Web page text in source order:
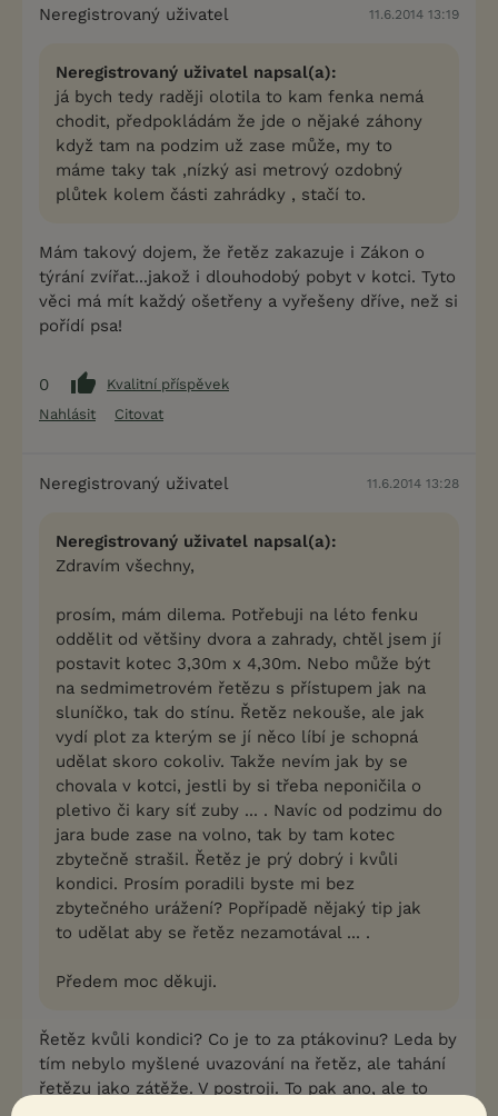
Neregistrovaný uživatel 11.6.2014 13:19
Neregistrovaný uživatel napsal(a):
já bych tedy raději olotila to kam fenka nemá
chodit, předpokládám že jde o nějaké záhony
když tam na podzim už zase může, my to
máme taky tak ,nízký asi metrový ozdobný
plůtek kolem části zahrádky , stačí to.
Mám takový dojem, že řetěz zakazuje i Zákon o
týrání zvířat...jakož i dlouhodobý pobyt v kotci. Tyto
věci má mít každý ošetřeny a vyřešeny dříve, než si
pořídí psa!
0
Kvalitní příspěvek
Nahlásit
Citovat
Neregistrovaný uživatel 11.6.2014 13:28
Neregistrovaný uživatel napsal(a):
Zdravím všechny,
prosím, mám dilema. Potřebuji na léto fenku
oddělit od většiny dvora a zahrady, chtěl jsem jí
postavit kotec 3,30m x 4,30m. Nebo může být
na sedmimetrovém řetězu s přístupem jak na
sluníčko, tak do stínu. Řetěz nekouše, ale jak
vydí plot za kterým se jí něco líbí je schopná
udělat skoro cokoliv. Takže nevím jak by se
chovala v kotci, jestli by si třeba neponičila o
pletivo či kary síť zuby ... . Navíc od podzimu do
jara bude zase na volno, tak by tam kotec
zbytečně strašil. Řetěz je prý dobrý i kvůli
kondici. Prosím poradili byste mi bez
zbytečného urážení? Popřípadě nějaký tip jak
to udělat aby se řetěz nezamotával ... .
Předem moc děkuji.
Řetěz kvůli kondici? Co je to za ptákovinu? Leda by
tím nebylo myšlené uvazování na řetěz, ale tahání
řetězu jako zátěže. V postroji. To pak ano, ale to